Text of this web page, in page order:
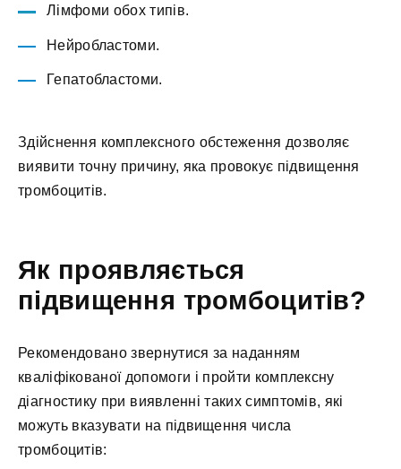
Лімфоми обох типів.
Нейробластоми.
Гепатобластоми.
Здійснення комплексного обстеження дозволяє
виявити точну причину, яка провокує підвищення
тромбоцитів.
Як проявляється
підвищення тромбоцитів?
Рекомендовано звернутися за наданням
кваліфікованої допомоги і пройти комплексну
діагностику при виявленні таких симптомів, які
можуть вказувати на підвищення числа
тромбоцитів: